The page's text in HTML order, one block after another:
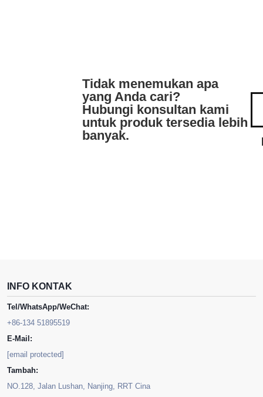
Tidak menemukan apa
yang Anda cari?
Hubungi konsultan kami
untuk produk tersedia lebih
banyak.
INFO KONTAK
Tel/WhatsApp/WeChat:
+86-134 51895519
E-Mail:
[email protected]
Tambah:
NO.128, Jalan Lushan, Nanjing, RRT Cina